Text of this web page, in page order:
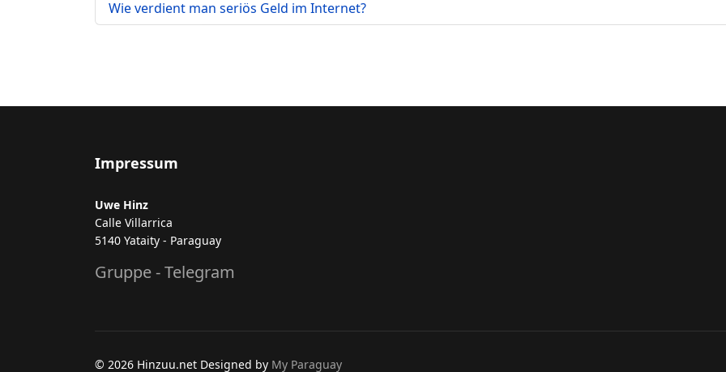
Wie verdient man seriös Geld im Internet?
Impressum
Uwe Hinz
Calle Villarrica
5140 Yataity - Paraguay
Gruppe - Telegram
© 2026 Hinzuu.net Designed by My Paraguay